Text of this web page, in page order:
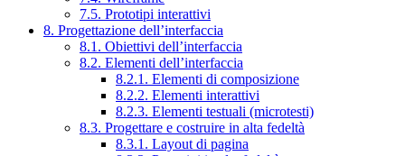
7.5. Prototipi interattivi
8. Progettazione dell’interfaccia
8.1. Obiettivi dell’interfaccia
8.2. Elementi dell’interfaccia
8.2.1. Elementi di composizione
8.2.2. Elementi interattivi
8.2.3. Elementi testuali (microtesti)
8.3. Progettare e costruire in alta fedeltà
8.3.1. Layout di pagina